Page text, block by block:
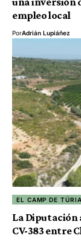
empleo local
PorAdrián Lupiáñez
EL CAMP DE TÚRIA
La Diputación
CV-383 entre